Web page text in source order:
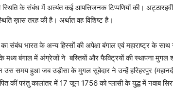
स्थिति के संबंध में अत्यंत कई आपत्तिजनक टिप्पणियाँ की।
ख़ास तरह की है। अर्थात वह विशिष्ट है।
का संबंध भारत के अन्य हिस्सों की अपेक्षा बंगाल एवं महाराष्ट्र के
बंगाल में अंग्रेजों ने बस्तियों और फैक्ट्रियों की स्थापना मुगल
समय हुआ जब उड़ीसा के मुगल सूबेदार ने उन्हें हरिहरपुर
कीं परंतु कालांतर में 17 जून 1756 को प्लासी के युद्ध में नवाब